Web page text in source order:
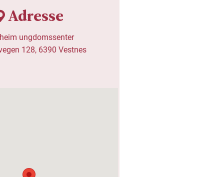
Adresse
ungdomssenter
128, 6390 Vestnes